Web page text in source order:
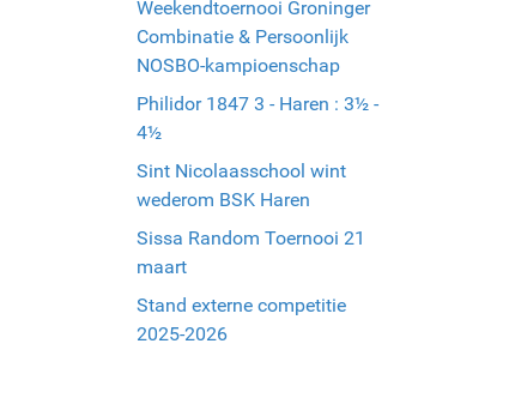
Weekendtoernooi Groninger
Combinatie & Persoonlijk
NOSBO-kampioenschap
Philidor 1847 3 - Haren : 3½ -
4½
Sint Nicolaasschool wint
wederom BSK Haren
Sissa Random Toernooi 21
maart
Stand externe competitie
2025-2026